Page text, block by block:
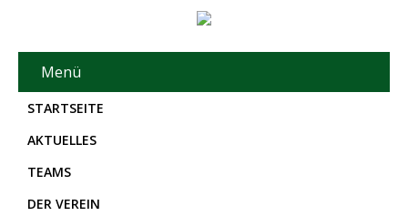
Menü
STARTSEITE
AKTUELLES
TEAMS
DER VEREIN